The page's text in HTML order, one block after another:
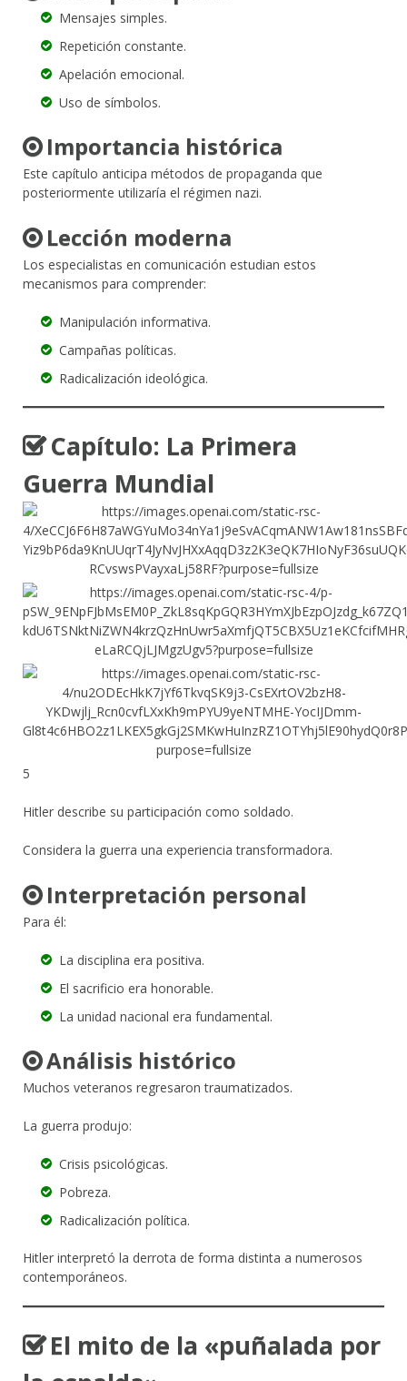
Mensajes simples.
Repetición constante.
Apelación emocional.
Uso de símbolos.
Importancia histórica
Este capítulo anticipa métodos de propaganda que
posteriormente utilizaría el régimen nazi.
Lección moderna
Los especialistas en comunicación estudian estos
mecanismos para comprender:
Manipulación informativa.
Campañas políticas.
Radicalización ideológica.
Capítulo: La Primera
Guerra Mundial
5
Hitler describe su participación como soldado.
Considera la guerra una experiencia transformadora.
Interpretación personal
Para él:
La disciplina era positiva.
El sacrificio era honorable.
La unidad nacional era fundamental.
Análisis histórico
Muchos veteranos regresaron traumatizados.
La guerra produjo:
Crisis psicológicas.
Pobreza.
Radicalización política.
Hitler interpretó la derrota de forma distinta a numerosos
contemporáneos.
El mito de la «puñalada por